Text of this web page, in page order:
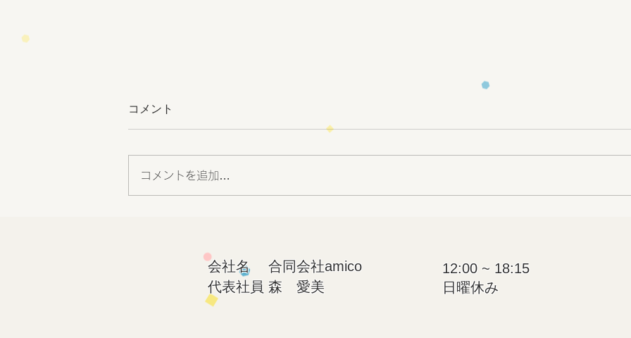
コメント
コメントを追加…
会社名 合同会社amico
代表社員 森 愛美
12:00 ~ 18:15
日曜休み​